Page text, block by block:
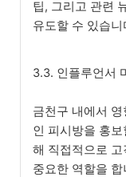
팁, 그리고 관련
유도할 수 있습니
3.3. 인플루언서
금천구 내에서
인 피시방을 홍
해 직접적으로
중요한 역할을 합